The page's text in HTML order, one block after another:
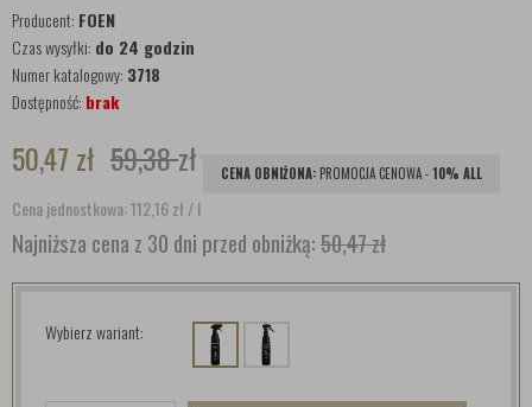
Producent: FOEN
Czas wysyłki: do 24 godzin
Numer katalogowy: 3718
Dostępność: brak
50,47 zł 59,38zł CENA OBNIŻONA: PROMOCJA CENOWA -10% ALL
Cena jednostkowa: 112,16zł/ l
Najniższa cena z 30 dni przed obniżką:50,47 zł
Wybierz wariant: